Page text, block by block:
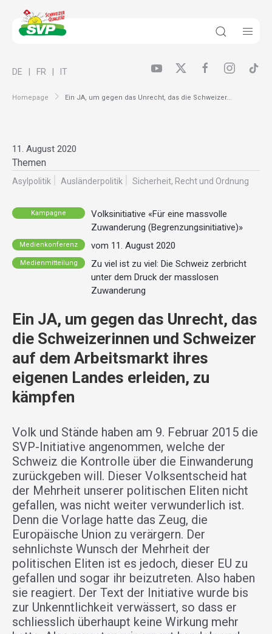
Homepage Ein JA, um gegen das Unrecht, das die Schweizer...
DE FR IT
11. August 2020
Themen
Asylpolitik Ausländer­politik Sicherheit, Recht und Ordnung
Kampagne
Volksinitiative «Für eine massvolle
Zuwanderung (Begrenzungsinitiative)»
Medienkonferenz vom 11. August 2020
Medienmitteilung
Zu viel ist zu viel: Die Schweiz zerbricht
unter dem Druck der masslosen
Zuwanderung
Ein JA, um gegen das Unrecht, das
die Schweizerinnen und Schweizer
auf dem Arbeitsmarkt ihres
eigenen Landes erleiden, zu
kämpfen
Volk und Stände haben am 9. Februar 2015 die
SVP-Initiative angenommen, welche der
Schweiz die Kontrolle über die Einwanderung
zurückgeben will. Dieser Volksentscheid hat
der Mehrheit unserer politischen Eliten nicht
gefallen, was nicht weiter verwunderlich ist.
Denn die Vorlage hatte das Zeug, die
Europäische Union zu verärgern. Der
sehnlichste Wunsch der Mehrheit der
politischen Eliten ist es jedoch, dieser EU zu
gefallen und sogar ihr beizutreten. Also haben
sie reagiert. Der Text der Initiative wurde bis
zur Unkenntlichkeit verwässert, so dass er
schliesslich überhaupt keine Wirkung mehr